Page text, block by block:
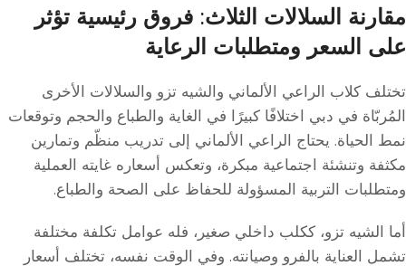
مقارنة السلالات الثلاث: فروق رئيسية تؤثر
على السعر ومتطلبات الرعاية
تختلف كلاب الراعي الألماني والشيه تزو والسلالات الأخرى
المُربّاة في دبي اختلافًا كبيرًا في الغاية والطباع والحجم وتوقعات
نمط الحياة. يحتاج الراعي الألماني إلى تدريب منظّم وتمارين
مكثفة وتنشئة اجتماعية مبكرة، وتعكس أسعاره غايته العملية
ومتطلبات التربية المسؤولة للحفاظ على الصحة والطباع.
أما الشيه تزو، ككلب داخلي صغير، فله عوامل تكلفة مختلفة
تشمل العناية بالفرو وصيانته. وفي الوقت نفسه، تختلف أسعار